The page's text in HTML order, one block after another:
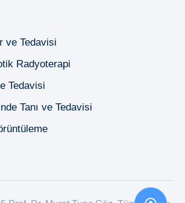
ve Tedavisi
Radyoterapi
Tedavisi
Tanı ve Tedavisi